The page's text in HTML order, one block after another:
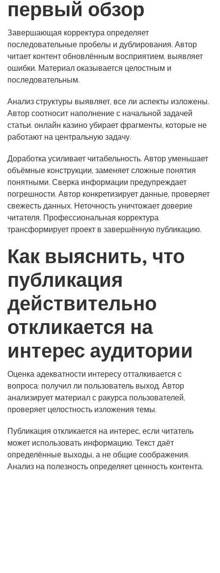
первый обзор
Завершающая корректура определяет
последовательные пробелы и дублирования. Автор
читает контент обновлённым восприятием, выявляет
ошибки. Материал оказывается целостным и
последовательным.
Анализ структуры выявляет, все ли аспекты изложены.
Автор соотносит наполнение с начальной задачей
статьи. онлайн казино убирает фрагменты, которые не
работают на центральную задачу.
Доработка усиливает читабельность. Автор уменьшает
объёмные конструкции, заменяет сложные понятия
понятными. Сверка информации предупреждает
погрешности. Автор конкретизирует данные, проверяет
свежесть данных. Неточность уничтожает доверие
читателя. Профессиональная корректура
трансформирует проект в завершённую публикацию.
Как выяснить, что
публикация
действительно
откликается на
интерес аудитории
Оценка адекватности интересу отталкивается с
вопроса: получил ли пользователь выход. Автор
анализирует материал с ракурса пользователей,
проверяет целостность изложения темы.
Публикация откликается на интерес, если читатель
может использовать информацию. Текст даёт
определённые выходы, а не общие соображения.
Анализ на полезность определяет ценность контента.